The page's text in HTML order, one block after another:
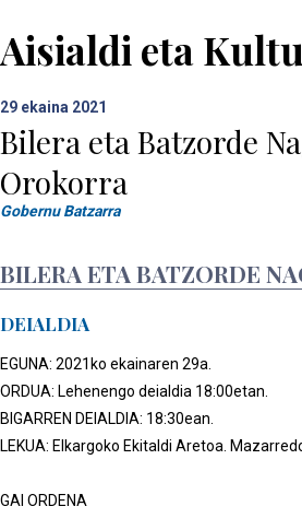
Aisialdi eta
29 ekaina 2021
Bilera eta Batzorde
Orokorra
Gobernu Batzarra
BILERA ETA BATZORDE
DEIALDIA
EGUNA: 2021ko ekainaren 29a.
ORDUA: Lehenengo deialdia 18:00etan.
BIGARREN DEIALDIA: 18:30ean.
LEKUA: Elkargoko Ekitaldi Aretoa.
GAI ORDENA